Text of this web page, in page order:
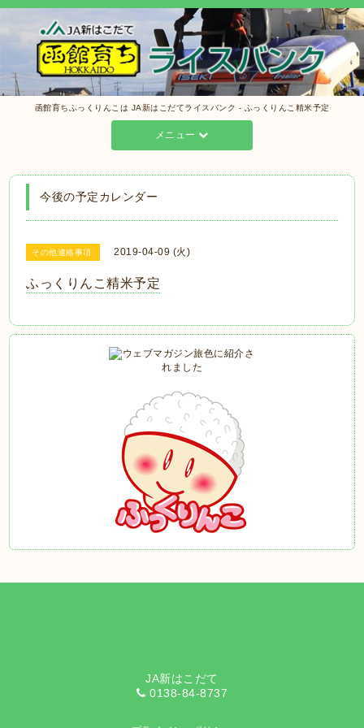
函館育ちふっくりんこは JA新はこだてライスバンク - ふっくりんこ精米予定
メニュー
今後の予定カレンダー
その他連絡事項 2019-04-09 (火)
ふっくりんこ精米予定
JA新はこだて
0138-84-8737